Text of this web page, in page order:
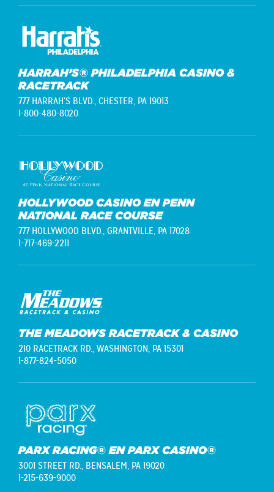
HARRAH’S® PHILADELPHIA CASINO &
RACETRACK
777 HARRAH'S BLVD., CHESTER, PA 19013
1-800-480-8020
HOLLYWOOD CASINO EN PENN
NATIONAL RACE COURSE
777 HOLLYWOOD BLVD., GRANTVILLE, PA 17028
1-717-469-2211
THE MEADOWS RACETRACK & CASINO
210 RACETRACK RD., WASHINGTON, PA 15301
1-877-824-5050
PARX RACING® EN PARX CASINO®
3001 STREET RD., BENSALEM, PA 19020
1-215-639-9000